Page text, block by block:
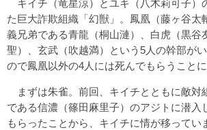
キイチ（竜星涼）とユキ（八木莉可子）
た巨大詐欺組織「幻獣」。鳳凰（藤ヶ谷太
義兄弟である青龍（桐山漣）、白虎（黒谷
聖）、玄武（吹越満）という5人の幹部が
ので鳳凰以外の4人には死んでもらうことに
まずは朱雀。前回、キイチとともに敵対
である信濃（篠田麻里子）のアジトに潜入
もらったことから、キイチに情が移ってい